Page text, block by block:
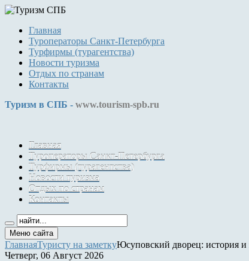
Главная
Туроператоры Санкт-Петербурга
Турфирмы (турагентства)
Новости туризма
Отдых по странам
Контакты
Туризм в СПБ - www.tourism-spb.ru
Главная
Туроператоры Санкт-Петербурга
Турфирмы (турагентства)
Новости туризма
Отдых по странам
Контакты
Меню сайта
ГлавнаяТуристу на заметкуЮсуповский дворец: история и
Четверг, 06 Август 2026